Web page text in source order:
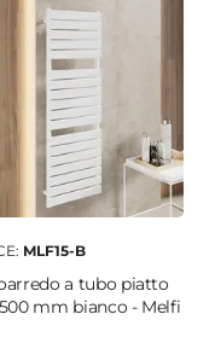
MLF15-B
a tubo piatto
mm bianco - Melfi